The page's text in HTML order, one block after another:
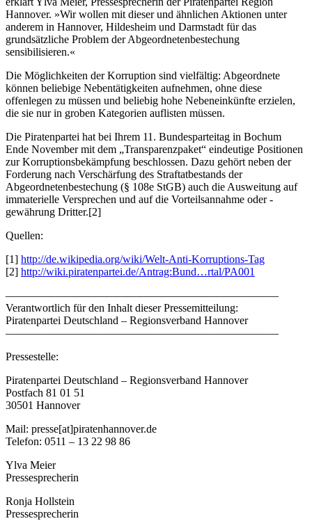
Hannover. »Wir wollen mit dieser und ähnlichen Aktionen unter
anderem in Hannover, Hildesheim und Darmstadt für das
grundsätzliche Problem der Abgeordnetenbestechung
sensibilisieren.«
Die Möglichkeiten der Korruption sind vielfältig: Abgeordnete
können beliebige Nebentätigkeiten aufnehmen, ohne diese
offenlegen zu müssen und beliebig hohe Nebeneinkünfte erzielen,
die sie nur in groben Kategorien auflisten müssen.
Die Piratenpartei hat bei Ihrem 11. Bundesparteitag in Bochum
Ende November mit dem „Transparenzpaket“ eindeutige Positionen
zur Korruptionsbekämpfung beschlossen. Dazu gehört neben der
Forderung nach Verschärfung des Straftatbestands der
Abgeordnetenbestechung (§ 108e StGB) auch die Ausweitung auf
immaterielle Versprechen und auf die Vorteilsannahme oder -
gewährung Dritter.[2]
Quellen:
[1] http://de.wikipedia.org/wiki/Welt-Anti-Korruptions-Tag
[2] http://wiki.piratenpartei.de/Antrag:Bund…rtal/PA001
————————————————————————–
Verantwortlich für den Inhalt dieser Pressemitteilung:
Piratenpartei Deutschland – Regionsverband Hannover
————————————————————————–
Pressestelle:
Piratenpartei Deutschland – Regionsverband Hannover
Postfach 81 01 51
30501 Hannover
Mail: presse[at]piratenhannover.de
Telefon: 0511 – 13 22 98 86
Ylva Meier
Pressesprecherin
Ronja Hollstein
Pressesprecherin